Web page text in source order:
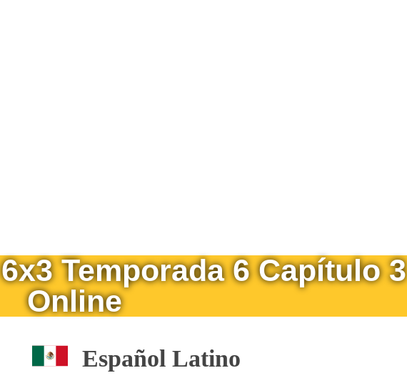
Temporada 6 Capítulo 3
Online
Español Latino